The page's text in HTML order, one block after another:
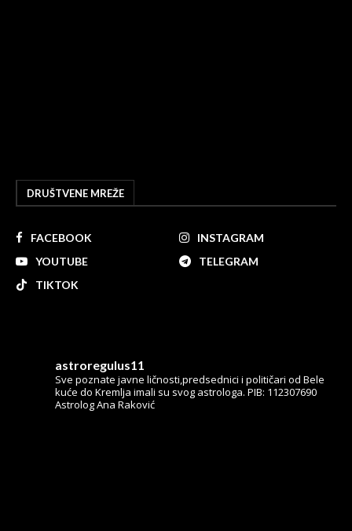
DRUŠTVENE MREŽE
FACEBOOK
INSTAGRAM
YOUTUBE
TELEGRAM
TIKTOK
astroregulus11
Sve poznate javne ličnosti,predsednici i političari od Bele
kuće do Kremlja imali su svog astrologa. PIB: 112307690
Astrolog Ana Raković